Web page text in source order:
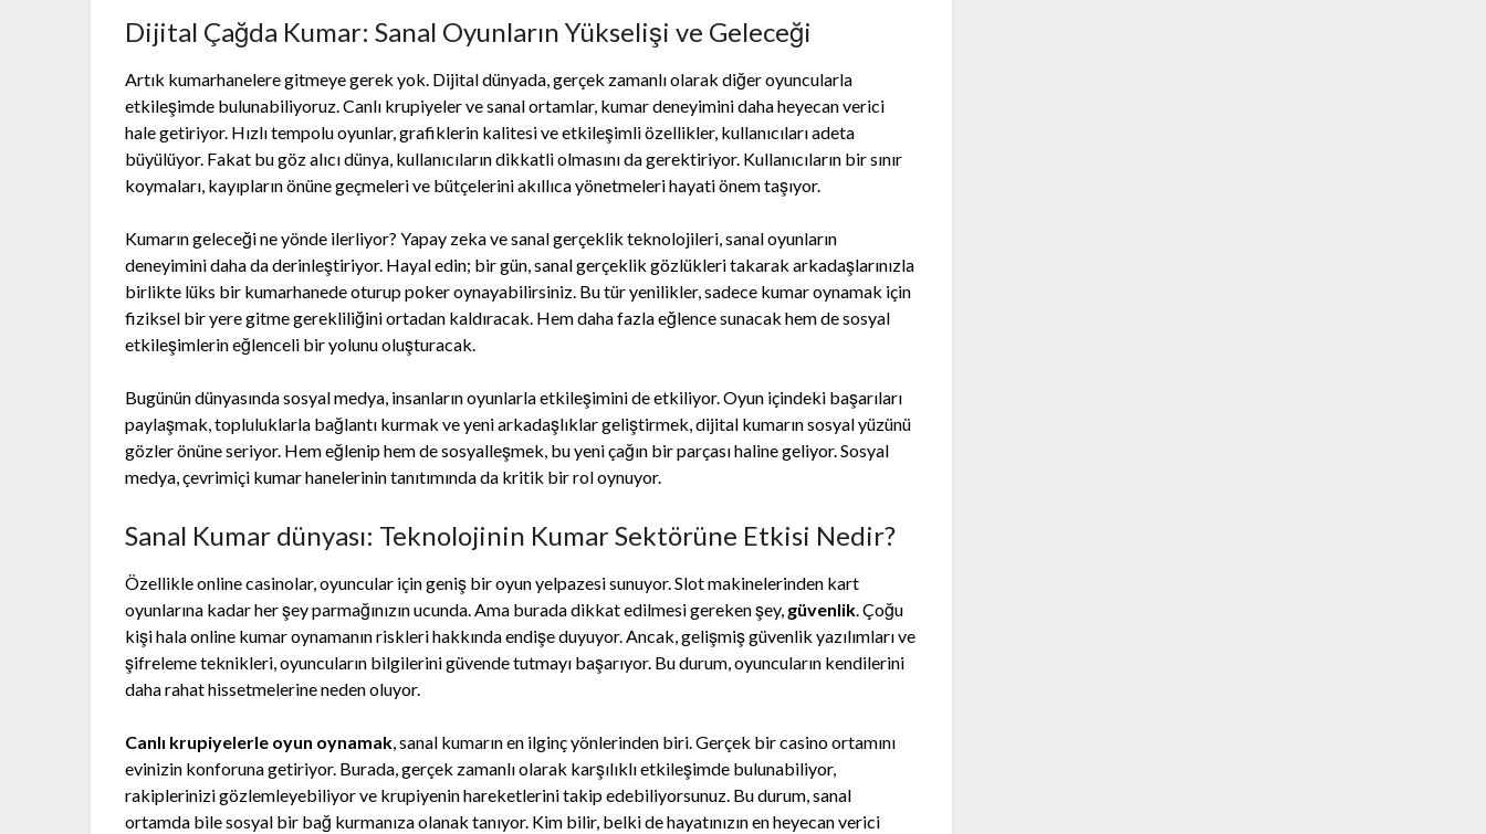
Dijital Çağda Kumar: Sanal Oyunların Yükselişi ve Geleceği
Artık kumarhanelere gitmeye gerek yok. Dijital dünyada, gerçek zamanlı olarak diğer oyuncularla
etkileşimde bulunabiliyoruz. Canlı krupiyeler ve sanal ortamlar, kumar deneyimini daha heyecan verici
hale getiriyor. Hızlı tempolu oyunlar, grafiklerin kalitesi ve etkileşimli özellikler, kullanıcıları adeta
büyülüyor. Fakat bu göz alıcı dünya, kullanıcıların dikkatli olmasını da gerektiriyor. Kullanıcıların bir sınır
koymaları, kayıpların önüne geçmeleri ve bütçelerini akıllıca yönetmeleri hayati önem taşıyor.
Kumarın geleceği ne yönde ilerliyor? Yapay zeka ve sanal gerçeklik teknolojileri, sanal oyunların
deneyimini daha da derinleştiriyor. Hayal edin; bir gün, sanal gerçeklik gözlükleri takarak arkadaşlarınızla
birlikte lüks bir kumarhanede oturup poker oynayabilirsiniz. Bu tür yenilikler, sadece kumar oynamak için
fiziksel bir yere gitme gerekliliğini ortadan kaldıracak. Hem daha fazla eğlence sunacak hem de sosyal
etkileşimlerin eğlenceli bir yolunu oluşturacak.
Bugünün dünyasında sosyal medya, insanların oyunlarla etkileşimini de etkiliyor. Oyun içindeki başarıları
paylaşmak, topluluklarla bağlantı kurmak ve yeni arkadaşlıklar geliştirmek, dijital kumarın sosyal yüzünü
gözler önüne seriyor. Hem eğlenip hem de sosyalleşmek, bu yeni çağın bir parçası haline geliyor. Sosyal
medya, çevrimiçi kumar hanelerinin tanıtımında da kritik bir rol oynuyor.
Sanal Kumar dünyası: Teknolojinin Kumar Sektörüne Etkisi Nedir?
Özellikle online casinolar, oyuncular için geniş bir oyun yelpazesi sunuyor. Slot makinelerinden kart
oyunlarına kadar her şey parmağınızın ucunda. Ama burada dikkat edilmesi gereken şey, güvenlik. Çoğu
kişi hala online kumar oynamanın riskleri hakkında endişe duyuyor. Ancak, gelişmiş güvenlik yazılımları ve
şifreleme teknikleri, oyuncuların bilgilerini güvende tutmayı başarıyor. Bu durum, oyuncuların kendilerini
daha rahat hissetmelerine neden oluyor.
Canlı krupiyelerle oyun oynamak, sanal kumarın en ilginç yönlerinden biri. Gerçek bir casino ortamını
evinizin konforuna getiriyor. Burada, gerçek zamanlı olarak karşılıklı etkileşimde bulunabiliyor,
rakiplerinizi gözlemleyebiliyor ve krupiyenin hareketlerini takip edebiliyorsunuz. Bu durum, sanal
ortamda bile sosyal bir bağ kurmanıza olanak tanıyor. Kim bilir, belki de hayatınızın en heyecan verici